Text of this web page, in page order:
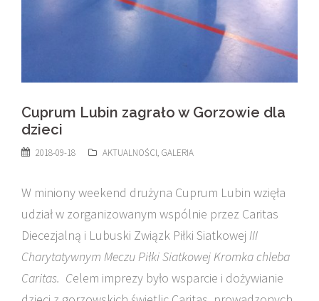
Cuprum Lubin zagrało w Gorzowie dla
dzieci
2018-09-18 AKTUALNOŚCI, GALERIA
W miniony weekend drużyna Cuprum Lubin wzięła
udział w zorganizowanym wspólnie przez Caritas
Diecezjalną i Lubuski Związk Piłki Siatkowej III
Charytatywnym Meczu Piłki Siatkowej Kromka chleba
Caritas. Celem imprezy było wsparcie i dożywianie